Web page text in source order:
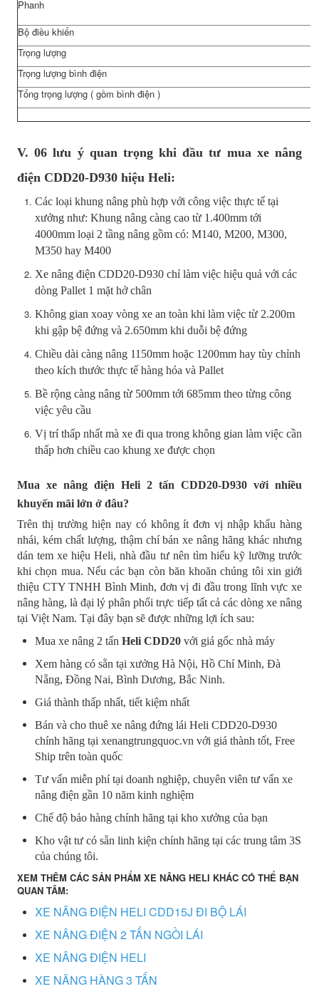
Phanh
Bộ điều khiển
Trọng lượng
Trọng lượng bình điện
Tổng trọng lượng ( gồm bình điện )
V. 06 lưu ý quan trọng khi đầu tư mua xe nâng
điện CDD20-D930 hiệu Heli:
Các loại khung nâng phù hợp với công việc thực tế tại
xưởng như: Khung nâng càng cao từ 1.400mm tới
4000mm loại 2 tầng nâng gồm có: M140, M200, M300,
M350 hay M400
Xe nâng điện CDD20-D930 chỉ làm việc hiệu quả với các
dòng Pallet 1 mặt hở chân
Không gian xoay vòng xe an toàn khi làm việc từ 2.200m
khi gập bệ đứng và 2.650mm khi duỗi bệ đứng
Chiều dài càng nâng 1150mm hoặc 1200mm hay tùy chỉnh
theo kích thước thực tế hàng hóa và Pallet
Bề rộng càng nâng từ 500mm tới 685mm theo từng công
việc yêu cầu
Vị trí thấp nhất mà xe đi qua trong không gian làm việc cần
thấp hơn chiều cao khung xe được chọn
Mua xe nâng điện Heli 2 tấn CDD20-D930 với nhiều
khuyến mãi lớn ở đâu?
Trên thị trường hiện nay có không ít đơn vị nhập khẩu hàng
nhái, kém chất lượng, thậm chí bán xe nâng hãng khác nhưng
dán tem xe hiệu Heli, nhà đầu tư nên tìm hiểu kỹ lưỡng trước
khi chọn mua. Nếu các bạn còn băn khoăn chúng tôi xin giới
thiệu CTY TNHH Bình Minh, đơn vị đi đầu trong lĩnh vực xe
nâng hàng, là đại lý phân phối trực tiếp tất cả các dòng xe nâng
tại Việt Nam. Tại đây bạn sẽ được những lợi ích sau:
Mua xe nâng 2 tấn Heli CDD20 với giá gốc nhà máy
Xem hàng có sẵn tại xưởng Hà Nội, Hồ Chí Minh, Đà
Nẵng, Đồng Nai, Bình Dương, Bắc Ninh.
Giá thành thấp nhất, tiết kiệm nhất
Bán và cho thuê xe nâng đứng lái Heli CDD20-D930
chính hãng tại xenangtrungquoc.vn với giá thành tốt, Free
Ship trên toàn quốc
Tư vấn miễn phí tại doanh nghiệp, chuyên viên tư vấn xe
nâng điện gần 10 năm kinh nghiệm
Chế độ bảo hàng chính hãng tại kho xưởng của bạn
Kho vật tư có sẵn linh kiện chính hãng tại các trung tâm 3S
của chúng tôi.
XEM THÊM CÁC SẢN PHẨM XE NÂNG HELI KHÁC CÓ THỂ BẠN
QUAN TÂM:
XE NÂNG ĐIỆN HELI CDD15J ĐI BỘ LÁI
XE NÂNG ĐIỆN 2 TẤN NGỒI LÁI
XE NÂNG ĐIỆN HELI
XE NÂNG HÀNG 3 TẤN